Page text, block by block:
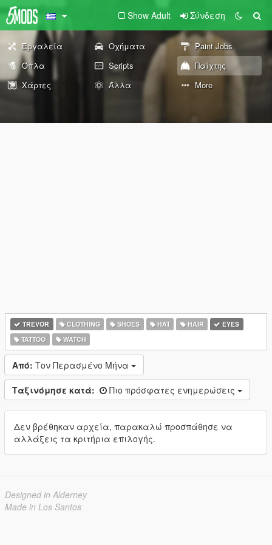
Show Adult Σύνδεση
Εργαλεία Οχήματα
Paint Jobs
Όπλα
Scripts
Παίχτης
Χάρτες
Άλλα More
TREVOR CLOTHING SHOES HAT HAIR
EYES
TATTOO
WATCH
Από: Τον Περασμένο Μήνα
Ταξινόμησε κατά: Πιο πρόσφατες ενημερώσεις
Δεν βρέθηκαν αρχεία, παρακαλώ προσπάθησε να
αλλάξεις τα κριτήρια επιλογής.
Designed in Alderney
Made in Los Santos